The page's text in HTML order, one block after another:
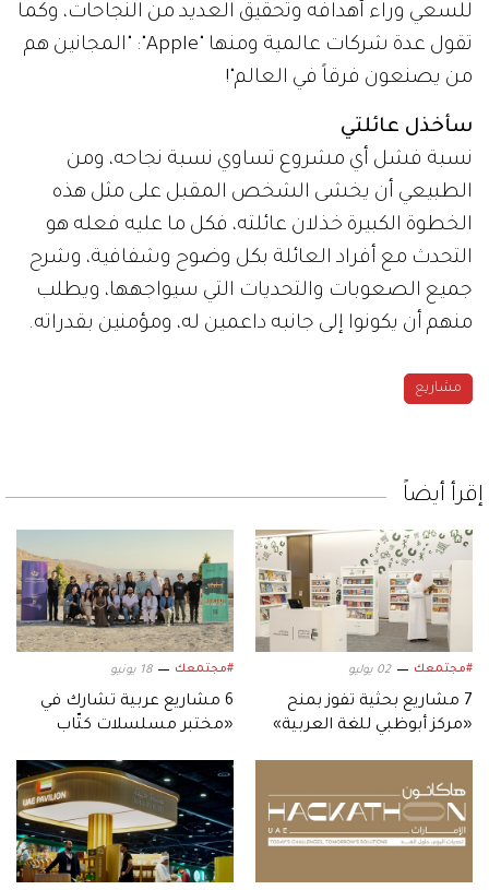
للسعي وراء أهدافه وتحقيق العديد من النجاحات، وكما
تقول عدة شركات عالمية ومنها "Apple": "المجانين هم
من يصنعون فرقاً في العالم"!
سأخذل عائلتي
نسبة فشل أي مشروع تساوي نسبة نجاحه، ومن
الطبيعي أن يخشى الشخص المقبل على مثل هذه
الخطوة الكبيرة خذلان عائلته، فكل ما عليه فعله هو
التحدث مع أفراد العائلة بكل وضوح وشفافية، وشرح
جميع الصعوبات والتحديات التي سيواجهها، ويطلب
منهم أن يكونوا إلى جانبه داعمين له، ومؤمنين بقدراته.
مشاريع
إقرأ أيضاً
#مجتمعك 02 يوليو
7 مشاريع بحثية تفوز بمنح
«مركز أبوظبي للغة العربية»
#مجتمعك 18 يونيو
6 مشاريع عربية تشارك في
«مختبر مسلسلات كتّاب